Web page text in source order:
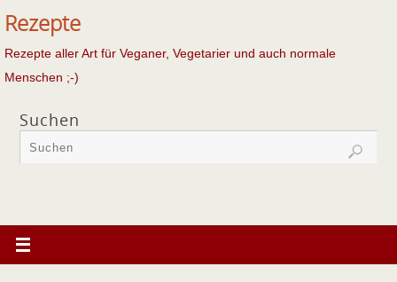
Rezepte
Rezepte aller Art für Veganer, Vegetarier und auch normale
Menschen ;-)
Suchen